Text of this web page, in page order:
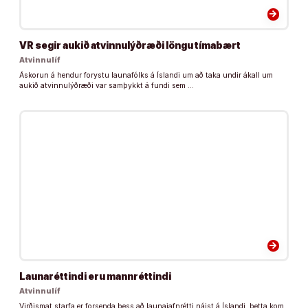
arrow_forward
VR segir aukið atvinnulýðræði löngu tímabært
Atvinnulíf
Áskorun á hendur forystu launafólks á Íslandi um að taka undir ákall um
aukið atvinnulýðræði var samþykkt á fundi sem …
arrow_forward
Launaréttindi eru mannréttindi
Atvinnulíf